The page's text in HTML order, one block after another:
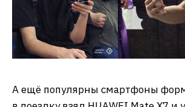
А ещё популярны смартфоны